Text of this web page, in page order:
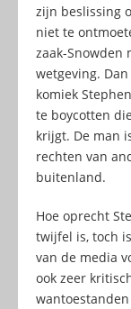
zijn beslissing
niet te
zaak-Snowden
wetgeving.
komiek
te boycotten
krijgt. De man
rechten van
buitenland.
Hoe oprecht
twijfel is, toch
van de media
ook zeer